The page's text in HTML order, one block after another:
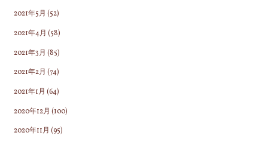
2021年5月 (52)
2021年4月 (58)
2021年3月 (85)
2021年2月 (74)
2021年1月 (64)
2020年12月 (100)
2020年11月 (95)